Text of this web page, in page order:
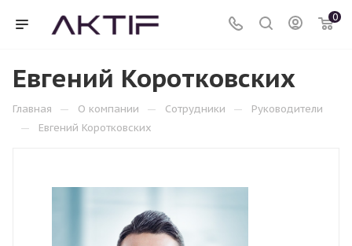
0
Евгений Коротковских
Главная — О компании — Сотрудники — Руководители
— Евгений Коротковских